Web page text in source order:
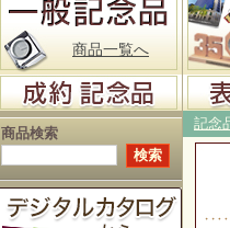
商品一覧へ
商品検索
記念